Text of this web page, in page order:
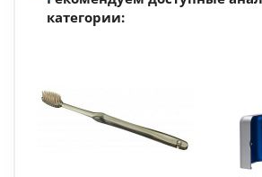
категории: